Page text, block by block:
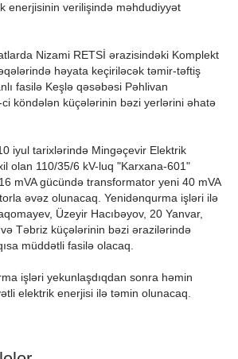
enerjisinin verilişində məhdudiyyət
Nizami RETSİ ərazisindəki Komplekt
həyata keçiriləcək təmir-təftiş
fasilə Keşlə qəsəbəsi Pəhlivan
köndələn küçələrinin bəzi yerlərini əhatə
iyul tarixlərində Mingəçevir Elektrik
olan 110/35/6 kV-luq "Karxana-601"
mVA gücündə transformator yeni 40 mVA
əvəz olunacaq. Yenidənqurma işləri ilə
Üzeyir Hacıbəyov, 20 Yanvar,
Təbriz küçələrinin bəzi ərazilərində
müddətli fasilə olacaq.
işləri yekunlaşdıqdan sonra həmin
elektrik enerjisi ilə təmin olunacaq.